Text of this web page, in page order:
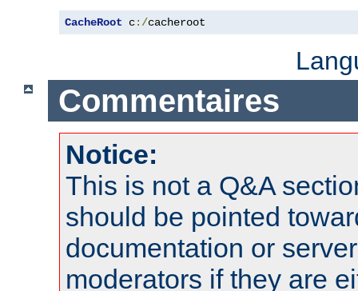
CacheRoot c:/cacheroot
Commentaires
Notice:
This is not a Q&A
should be pointed
documentation or
moderators if they are